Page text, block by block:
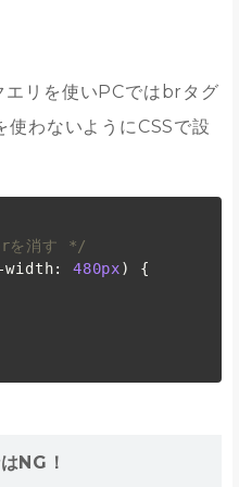
エリを使いPCではbrタグ
わないようにCSSで設
を消す */
width: 480px) {
NG！